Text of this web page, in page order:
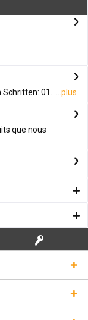
01. ... plus
que nous